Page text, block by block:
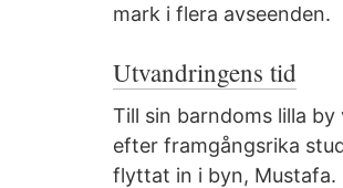
mark i flera avseenden.
Utvandringens tid
Till sin barndoms lilla
efter framgångsrika
flyttat in i byn, Mustafa.